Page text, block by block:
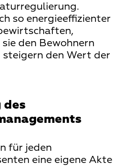
so energieeffizienter
den Bewohnern
den Wert der
des
für jeden
eine eigene Akte